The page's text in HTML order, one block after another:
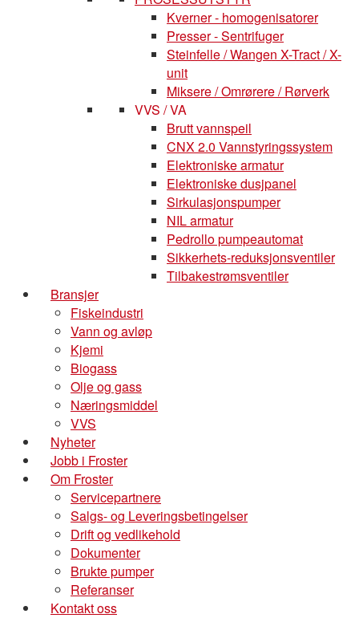
Kverner - homogenisatorer
Presser - Sentrifuger
Steinfelle / Wangen X-Tract / X-
unit
Miksere / Omrørere / Rørverk
VVS / VA
Brutt vannspeil
CNX 2.0 Vannstyringssystem
Elektroniske armatur
Elektroniske dusjpanel
Sirkulasjonspumper
NIL armatur
Pedrollo pumpeautomat
Sikkerhets-reduksjonsventiler
Tilbakestrømsventiler
Bransjer
Fiskeindustri
Vann og avløp
Kjemi
Biogass
Olje og gass
Næringsmiddel
VVS
Nyheter
Jobb i Froster
Om Froster
Servicepartnere
Salgs- og Leveringsbetingelser
Drift og vedlikehold
Dokumenter
Brukte pumper
Referanser
Kontakt oss